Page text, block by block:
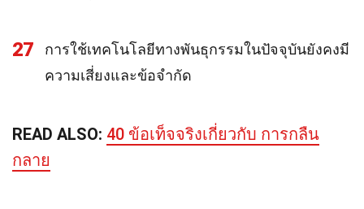
27
การใช้เทคโนโลยีทางพันธุกรรมในปัจจุบันยังคงมี
ความเสี่ยงและข้อจำกัด
READ ALSO: 40 ข้อเท็จจริงเกี่ยวกับ การกลืน
กลาย